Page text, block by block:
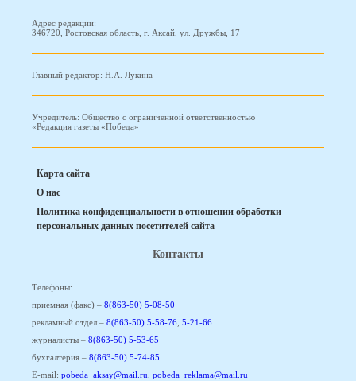
Адрес редакции:
346720, Ростовская область, г. Аксай, ул. Дружбы, 17
Главный редактор: Н.А. Лукина
Учредитель: Общество с ограниченной ответственностью
«Редакция газеты «Победа»
Карта сайта
О нас
Политика конфиденциальности в отношении обработки
персональных данных посетителей сайта
Контакты
Телефоны:
приемная (факс) – 8(863-50) 5-08-50
рекламный отдел – 8(863-50) 5-58-76, 5-21-66
журналисты – 8(863-50) 5-53-65
бухгалтерия – 8(863-50) 5-74-85
E-mail: pobeda_aksay@mail.ru, pobeda_reklama@mail.ru